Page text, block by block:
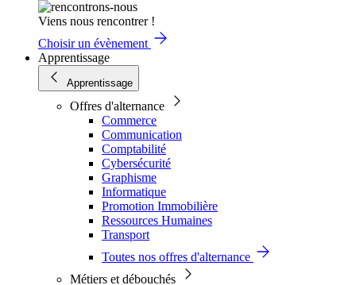
Viens nous rencontrer !
Choisir un évènement
Apprentissage
Apprentissage
Offres d'alternance
Commerce
Communication
Comptabilité
Cybersécurité
Graphisme
Informatique
Promotion Immobilière
Ressources Humaines
Transport
Toutes nos offres d'alternance
Métiers et débouchés